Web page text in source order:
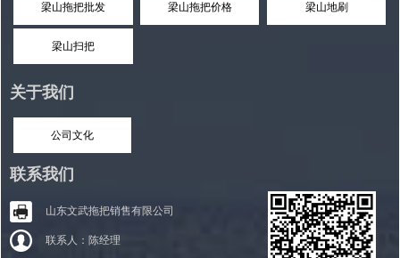
梁山拖把批发 梁山拖把价格 梁山地刷
梁山扫把
关于我们
公司文化
联系我们
山东文武拖把销售有限公司
联系人：陈经理